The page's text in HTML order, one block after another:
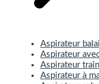
Aspirateur balai
Aspirateur
Aspirateur
Aspirateur à